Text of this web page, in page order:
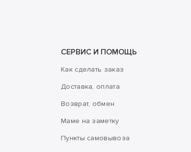
СЕРВИС И ПОМОЩЬ
Как сделать заказ
Доставка, оплата
Возврат, обмен
Маме на заметку
Пункты самовывоза